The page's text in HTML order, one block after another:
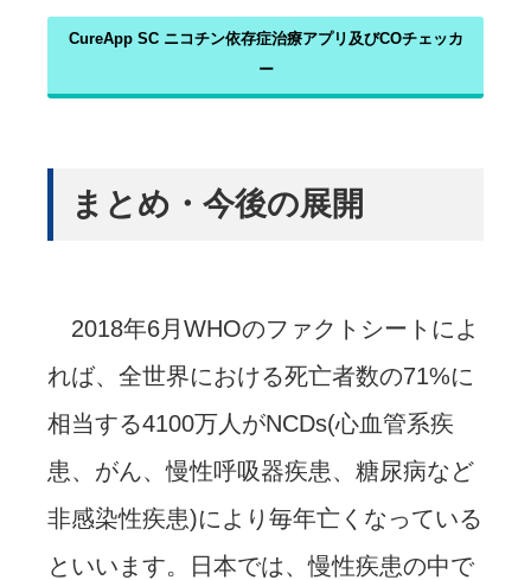
CureApp SC ニコチン依存症治療アプリ及びCOチェッカ
ー
まとめ・今後の展開
2018年6月WHOのファクトシートによ
れば、全世界における死亡者数の71%に
相当する4100万人がNCDs(心血管系疾
患、がん、慢性呼吸器疾患、糖尿病など
非感染性疾患)により毎年亡くなっている
といいます。日本では、慢性疾患の中で